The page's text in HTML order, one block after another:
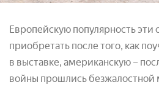
Европейскую популярность эти
приобретать после того, как
в выставке, американскую –
войны прошлись безжалостной